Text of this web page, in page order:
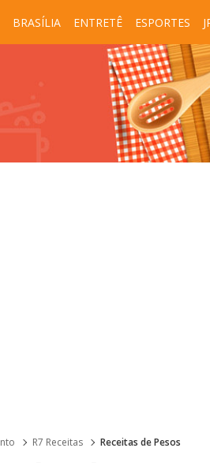
BRASÍLIA ENTRETÊ ESPORTES
R7 Receitas Receitas de Pesos